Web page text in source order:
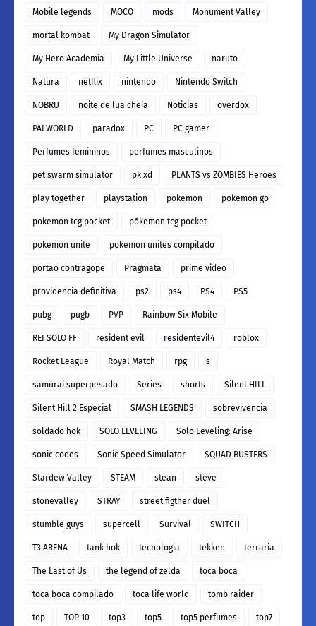
Mobile legends MOCO mods Monument Valley
mortal kombat My Dragon Simulator
My Hero Academia My Little Universe naruto
Natura netflix nintendo Nintendo Switch
NOBRU noite de lua cheia Noticias overdox
PALWORLD paradox PC PC gamer
Perfumes femininos perfumes masculinos
pet swarm simulator pk xd PLANTS vs ZOMBIES Heroes
play together playstation pokemon pokemon go
pokemon tcg pocket pókemon tcg pocket
pokemon unite pokemon unites compilado
portao contragope Pragmata prime video
providencia definitiva ps2 ps4 PS4 PS5
pubg pugb PVP Rainbow Six Mobile
REI SOLO FF resident evil residentevil4 roblox
Rocket League Royal Match rpg s
samurai superpesado Series shorts Silent HILL
Silent Hill 2 Especial SMASH LEGENDS sobrevivencia
soldado hok SOLO LEVELING Solo Leveling: Arise
sonic codes Sonic Speed Simulator SQUAD BUSTERS
Stardew Valley STEAM stean steve
stonevalley STRAY street figther duel
stumble guys supercell Survival SWITCH
T3 ARENA tank hok tecnologia tekken terraria
The Last of Us the legend of zelda toca boca
toca boca compilado toca life world tomb raider
top TOP 10 top3 top5 top5 perfumes top7